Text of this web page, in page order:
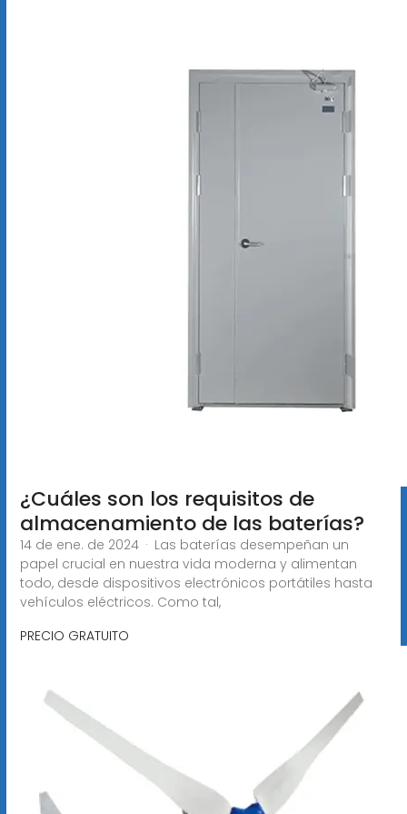
¿Cuáles son los requisitos de
almacenamiento de las baterías?
14 de ene. de 2024 · Las baterías desempeñan un
papel crucial en nuestra vida moderna y alimentan
todo, desde dispositivos electrónicos portátiles hasta
vehículos eléctricos. Como tal,
PRECIO GRATUITO